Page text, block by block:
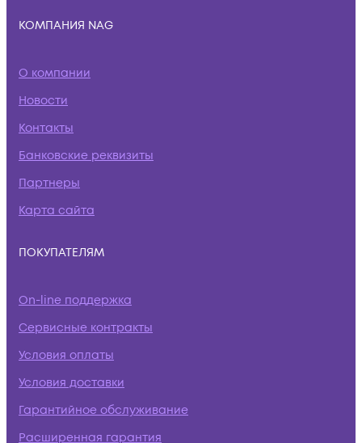
КОМПАНИЯ NAG
О компании
Новости
Контакты
Банковские реквизиты
Партнеры
Карта сайта
ПОКУПАТЕЛЯМ
On-line поддержка
Сервисные контракты
Условия оплаты
Условия доставки
Гарантийное обслуживание
Расширенная гарантия